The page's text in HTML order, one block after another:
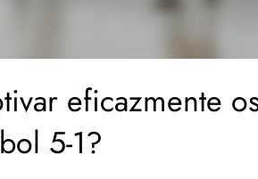
eficazmente
5-1?